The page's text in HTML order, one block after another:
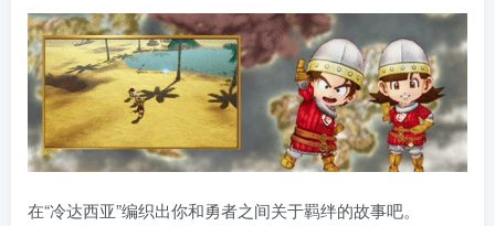
在“冷达西亚”编织出你和勇者之间关于羁绊的故事吧。